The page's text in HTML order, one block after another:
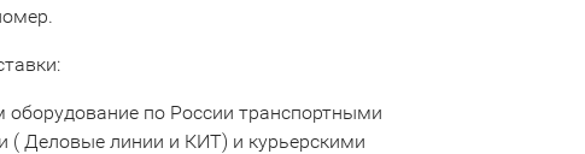
оборудование по России транспортными
( Деловые линии и КИТ) и курьерскими